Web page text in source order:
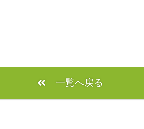
一覧へ戻る